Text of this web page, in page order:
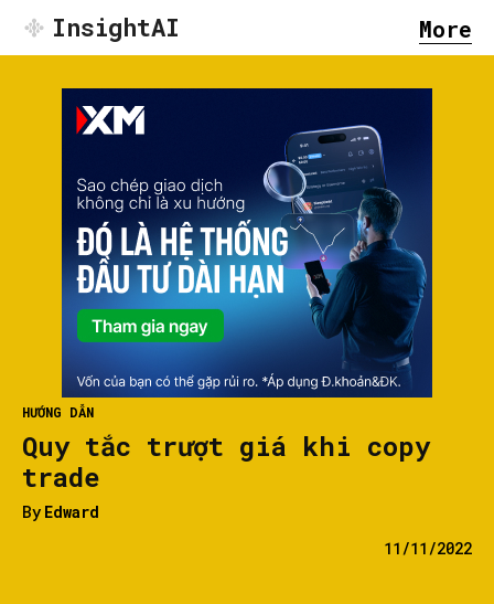
InsightAI More
HƯỚNG DẪN
Quy tắc trượt giá khi copy
trade
By Edward
11/11/2022